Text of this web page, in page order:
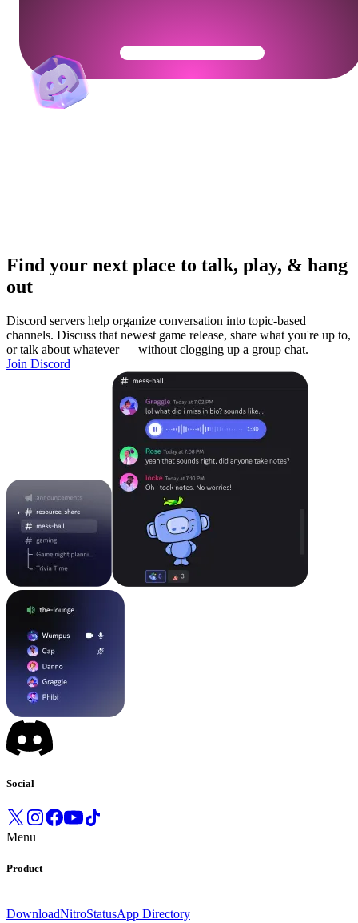
Get Your Community Ready
Find your next place to talk, play, & hang
out
Discord servers help organize conversation into topic-based
channels. Discuss that newest game release, share what you're up to,
or talk about whatever — without clogging up a group chat.
Join Discord
Social
Menu
Product
DownloadNitroStatusApp Directory